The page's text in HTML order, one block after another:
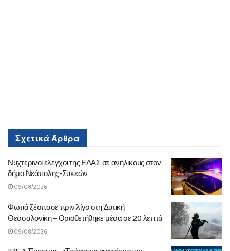
ΣχετικάΆρθρα
Νυχτερινοί έλεγχοι της ΕΛΑΣ σε ανήλικους στον
δήμο Νεάπολης-Συκεών
09/08/2026
Φωτιά ξέσπασε πριν λίγο στη Δυτική
Θεσσαλονίκη – Οριοθετήθηκε μέσα σε 20 λεπτά
09/08/2026